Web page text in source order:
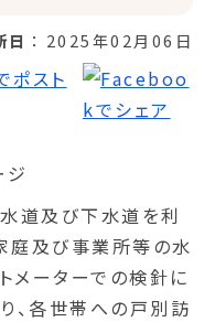
日 2025年02月06日
道及び下水道を利
庭及び事業所等の水
メーターでの検針に
、各世帯への戸別訪